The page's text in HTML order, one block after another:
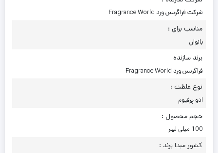
شرکت فراگرنس ورد Fragrance World
مناسب برای :
بانوان
برند سازنده
فراگرنس ورد Fragrance World
نوع غلظت :
ادو پرفیوم
حجم محصول :
100 میلی لیتر
کشور مبدا برند :